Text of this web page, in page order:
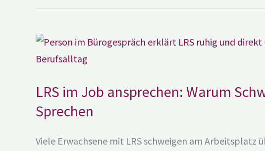
LRS im Job ansprechen: Warum
Sprechen
Viele Erwachsene mit LRS schweigen am Arbeitsplatz
LRS
im
ansprechen:
kostet
als
Sprechen